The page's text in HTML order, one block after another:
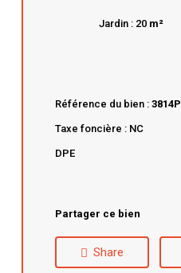
Jardin : 20 m²
Référence du bien :3814P
Taxe foncière : NC
DPE
Partager ce bien
Share